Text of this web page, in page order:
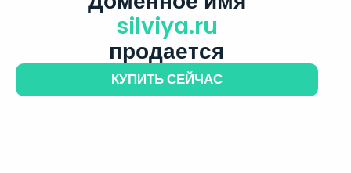
silviya.ru
продается
КУПИТЬ СЕЙЧАС